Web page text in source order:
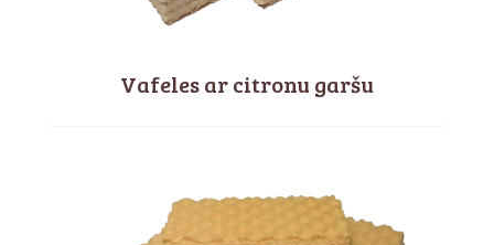
Vafeles ar citronu garšu